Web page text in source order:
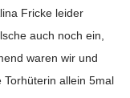
Fricke leider
auch noch ein,
waren wir und
allein 5mal